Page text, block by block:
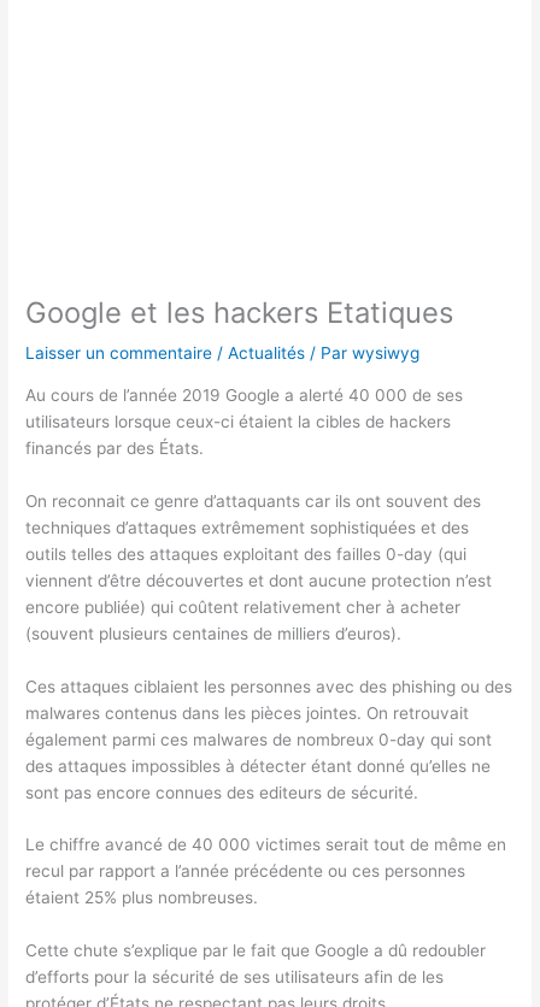
Google et les hackers Etatiques
Laisser un commentaire /Actualités / Parwysiwyg
Au cours de l’année 2019 Google a alerté 40 000 de ses
utilisateurs lorsque ceux-ci étaient la cibles de hackers
financés par des États.
On reconnait ce genre d’attaquants car ils ont souvent des
techniques d’attaques extrêmement sophistiquées et des
outils telles des attaques exploitant des failles 0-day (qui
viennent d’être découvertes et dont aucune protection n’est
encore publiée) qui coûtent relativement cher à acheter
(souvent plusieurs centaines de milliers d’euros).
Ces attaques ciblaient les personnes avec des phishing ou des
malwares contenus dans les pièces jointes. On retrouvait
également parmi ces malwares de nombreux 0-day qui sont
des attaques impossibles à détecter étant donné qu’elles ne
sont pas encore connues des editeurs de sécurité.
Le chiffre avancé de 40 000 victimes serait tout de même en
recul par rapport a l’année précédente ou ces personnes
étaient 25% plus nombreuses.
Cette chute s’explique par le fait que Google a dû redoubler
d’efforts pour la sécurité de ses utilisateurs afin de les